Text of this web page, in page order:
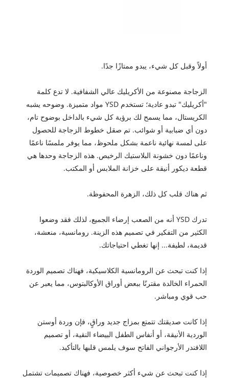
أولاً وقبل كل شيء، يبدو ممتازًا جدًا.
الزجاجة مصنوعة من الأكريليك عالي الشفافية. لا تدع كلمة
"أكريليك" تبدو عادية؛ تستخدم YSD مواد متميزة. وضوحه يشبه
الكريستال، مما يسمح لك برؤية كل شيء بالداخل بوضوح تام،
دون أي ضبابية أو شوائب. تم صقل خطوط الزجاجة للحصول
على لمسة نهائية ناعمة بشكل ملحوظ، مما يوفر ملمسًا ناعمًا
وناعمًا دون خشونة البلاستيك الرخيص. هذه الزجاجة وحدها هي
قطعة ديكور أنيقة على خزانة الملابس أو المكتب.
ثم هناك قلب كل ذلك، الزهرة المحفوظة.
تدرك YSD أنه من الصعب إرضاء الجميع، لذلك فقد وضعوا
الكثير من التفكير في تصميم هذه الزينة. رومانسية، منعشة،
قديمة، لطيفة... إنها تغطي احتياجاتك.
إذا كنت تبحث عن الرومانسية الكلاسيكية، فهناك تصميم الوردة
الحمراء الخالدة مقترنًا ببعض أوراق الأوكالبتوس، مما يعبر عن
حب قوي ومباشر.
إذا كانت صديقتك تتمتع بمزاج جديد وراقٍ، فإن وردة أوستن
الوردية الأنيقة، أو أنفاس الطفل البيضاء النقية، أو تصميم
اللافندر الأرجواني الفاتح سوف يلمس قلبها بالتأكيد.
إذا كنت تبحث عن شيء أكثر خصوصية، فهناك تصميمات تشتمل